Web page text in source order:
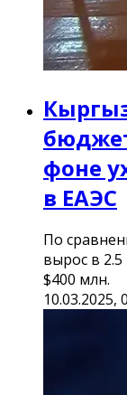
фоне
в ЕАЭС
По
вырос в
$400 млн.
10.03.2025,